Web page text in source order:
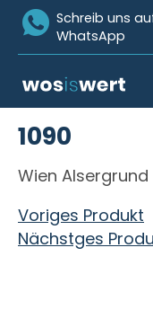
Icon
Schreib uns
WhatsApp
1090
Wien Alsergrund
Voriges Produkt
Nächstges